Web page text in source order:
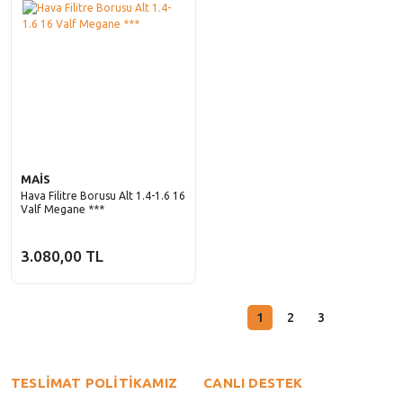
MAİS
Hava Filitre Borusu Alt 1.4-1.6 16
Valf Megane ***
3.080,00 TL
1 2 3
TESLİMAT POLİTİKAMIZ CANLI DESTEK